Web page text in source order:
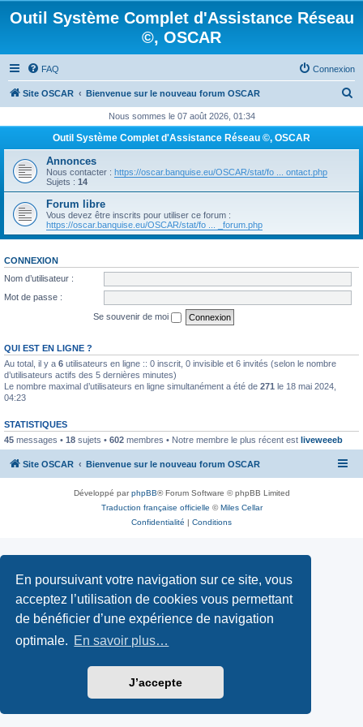
En poursuivant votre navigation sur ce site, vous
acceptez l’utilisation de cookies vous permettant
de bénéficier d’une expérience de navigation
optimale. En savoir plus…
J’accepte
Outil Système Complet d'Assistance Réseau
©, OSCAR
FAQ Connexion
Site OSCAR Bienvenue sur le nouveau forum OSCAR
h
r
r
Nous sommes le 07 août 2026, 01:34
Outil Système Complet d'Assistance Réseau ©, OSCAR
Annonces
Nous contacter : https://oscar.banquise.eu/OSCAR/stat/fo ... ontact.php
Sujets : 14
Forum libre
Vous devez être inscrits pour utiliser ce forum :
https://oscar.banquise.eu/OSCAR/stat/fo ... _forum.php
CONNEXION
Nom d’utilisateur :
Mot de passe :
Se souvenir de moi
QUI EST EN LIGNE ?
Au total, il y a 6 utilisateurs en ligne :: 0 inscrit, 0 invisible et 6 invités (selon le nombre
d’utilisateurs actifs des 5 dernières minutes)
Le nombre maximal d’utilisateurs en ligne simultanément a été de 271 le 18 mai 2024,
04:23
STATISTIQUES
45 messages • 18 sujets • 602 membres • Notre membre le plus récent est liveweeeb
Site OSCAR Bienvenue sur le nouveau forum OSCAR
Développé parphpBB® Forum Software © phpBB Limited
Traduction française officielle ©Miles Cellar
Confidentialité | Conditions